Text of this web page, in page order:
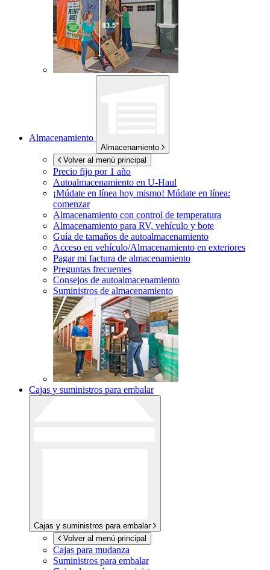
Almacenamiento
Almacenamiento
Volver al menú principal
Precio fijo por 1 año
Autoalmacenamiento en U-Haul
¡Múdate en línea hoy mismo! Múdate en línea:
comenzar
Almacenamiento con control de temperatura
Almacenamiento para RV, vehículo y bote
Guía de tamaños de autoalmacenamiento
Acceso en vehículo/Almacenamiento en exteriores
Pagar mi factura de almacenamiento
Preguntas frecuentes
Consejos de autoalmacenamiento
Suministros de almacenamiento
Cajas y suministros para embalar
Cajas y suministros para embalar
Volver al menú principal
Cajas para mudanza
Suministros para embalar